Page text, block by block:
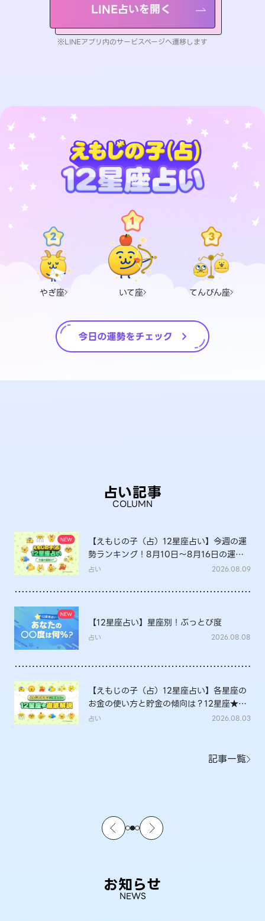
LINE占いを開く
※LINEアプリ内のサービスページへ遷移します
やぎ座 いて座 てんびん座
占い記事
COLUMN
【えもじの子（占）12星座占い】今週の運
勢ランキング！8月10日～8月16日の運勢
は？
占い 2026.08.09
【12星座占い】星座別！ぶっとび度
占い 2026.08.08
【えもじの子（占）12星座占い】各星座の
お金の使い方と貯金の傾向は？12星座★徹
底解説
占い 2026.08.03
記事一覧
お知らせ
NEWS